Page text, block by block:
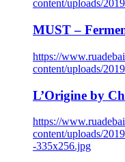
content/uploads/
MUST –
https://
content/uploads/
L’Origine by
https://
content/uploads/
-335x256.jpg